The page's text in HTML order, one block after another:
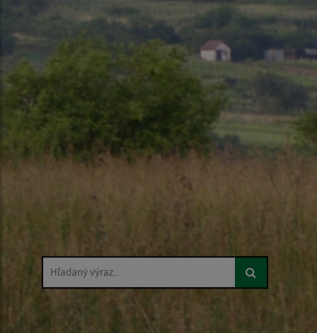
Hľadaný výraz...